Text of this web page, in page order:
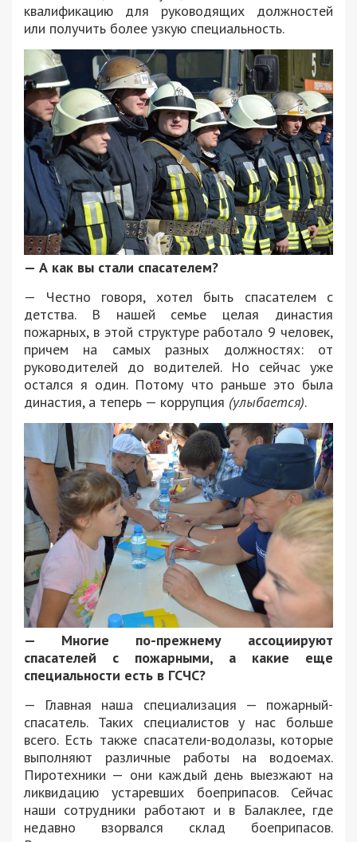
квалификацию для руководящих должностей
или получить более узкую специальность.
— А как вы стали спасателем?
— Честно говоря, хотел быть спасателем с
детства. В нашей семье целая династия
пожарных, в этой структуре работало 9 человек,
причем на самых разных должностях: от
руководителей до водителей. Но сейчас уже
остался я один. Потому что раньше это была
династия, а теперь — коррупция (улыбается).
— Многие по-прежнему ассоциируют
спасателей с пожарными, а какие еще
специальности есть в ГСЧС?
— Главная наша специализация — пожарный-
спасатель. Таких специалистов у нас больше
всего. Есть также спасатели-водолазы, которые
выполняют различные работы на водоемах.
Пиротехники — они каждый день выезжают на
ликвидацию устаревших боеприпасов. Сейчас
наши сотрудники работают и в Балаклее, где
недавно взорвался склад боеприпасов.